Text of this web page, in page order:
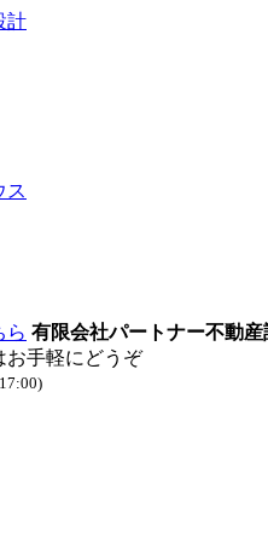
ス
ら 有限会社パートナー不動産
お手軽にどうぞ